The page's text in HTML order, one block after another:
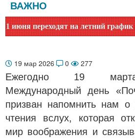
ВАЖНО
переходят на летний график
19 мар 2026 0 277
Ежегодно 19 марта
Международный день
призван напомнить нам
чтения вслух, которая
мир воображения и